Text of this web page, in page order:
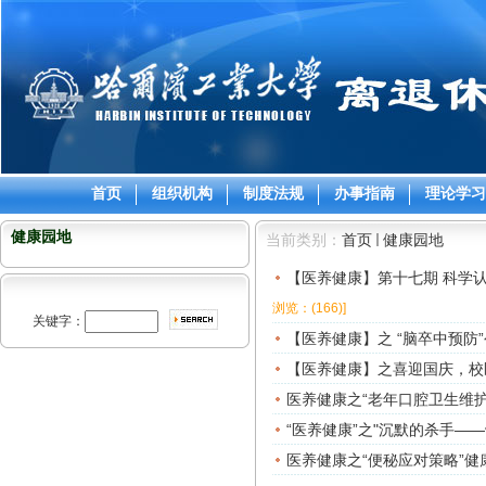
首页 组织机构 制度法规 办事指南 理论学习
健康园地
关键字：
当前类别： 首页 健康园地
【医养健康】第十七期 科
浏览：(166)]
【医养健康】之 “脑卒中预
【医养健康】之喜迎国庆，
医养健康之“老年口腔卫生维
“医养健康”之"沉默的杀手
医养健康之“便秘应对策略”